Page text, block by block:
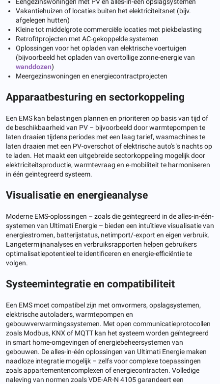
Vakantiehuizen of locaties buiten het elektriciteitsnet (bijv.
afgelegen hutten)
Kleine tot middelgrote commerciële locaties met piekbelasting
Retrofitprojecten met AC-gekoppelde systemen
Oplossingen voor het opladen van elektrische voertuigen
(bijvoorbeeld het opladen van overtollige zonne-energie van
wanddozen)
Meergezinswoningen en energiecontractprojecten
Apparaatbesturing en sectorkoppeling
Een EMS kan belastingen plannen en prioriteren op basis van tijd of
de beschikbaarheid van PV – bijvoorbeeld door warmtepompen te
laten draaien tijdens periodes met een laag tarief, wasmachines te
laten draaien met een PV-overschot of elektrische auto's 's nachts op
te laden. Het maakt een uitgebreide sectorkoppeling mogelijk door
elektriciteitsproductie, warmtevraag en e-mobiliteit te harmoniseren
in één geïntegreerd systeem.
Visualisatie en energieanalyse
Moderne EMS-oplossingen – zoals die geïntegreerd in de alles-in-één-
systemen van Ultimati Energie – bieden een intuïtieve visualisatie van
energiestromen, batterijstatus, netimport/-export en eigen verbruik.
Langetermijnanalyses en verbruiksrapporten helpen gebruikers
optimalisatiepotentieel te identificeren en energie-efficiëntie te
volgen.
Systeemintegratie en compatibiliteit
Een EMS moet compatibel zijn met omvormers, opslagsystemen,
elektrische autoladers, warmtepompen en
gebouwverwarmingssystemen. Met open communicatieprotocollen
zoals Modbus, KNX of MQTT kan het systeem worden geïntegreerd
in smart home-omgevingen of energiebeheersystemen van
gebouwen. De alles-in-één oplossingen van Ultimati Energie maken
naadloze integratie mogelijk – zelfs voor complexe toepassingen
zoals appartementencomplexen of energiecontracten. Volledige
naleving van normen zoals VDE-AR-N 4105 garandeert een